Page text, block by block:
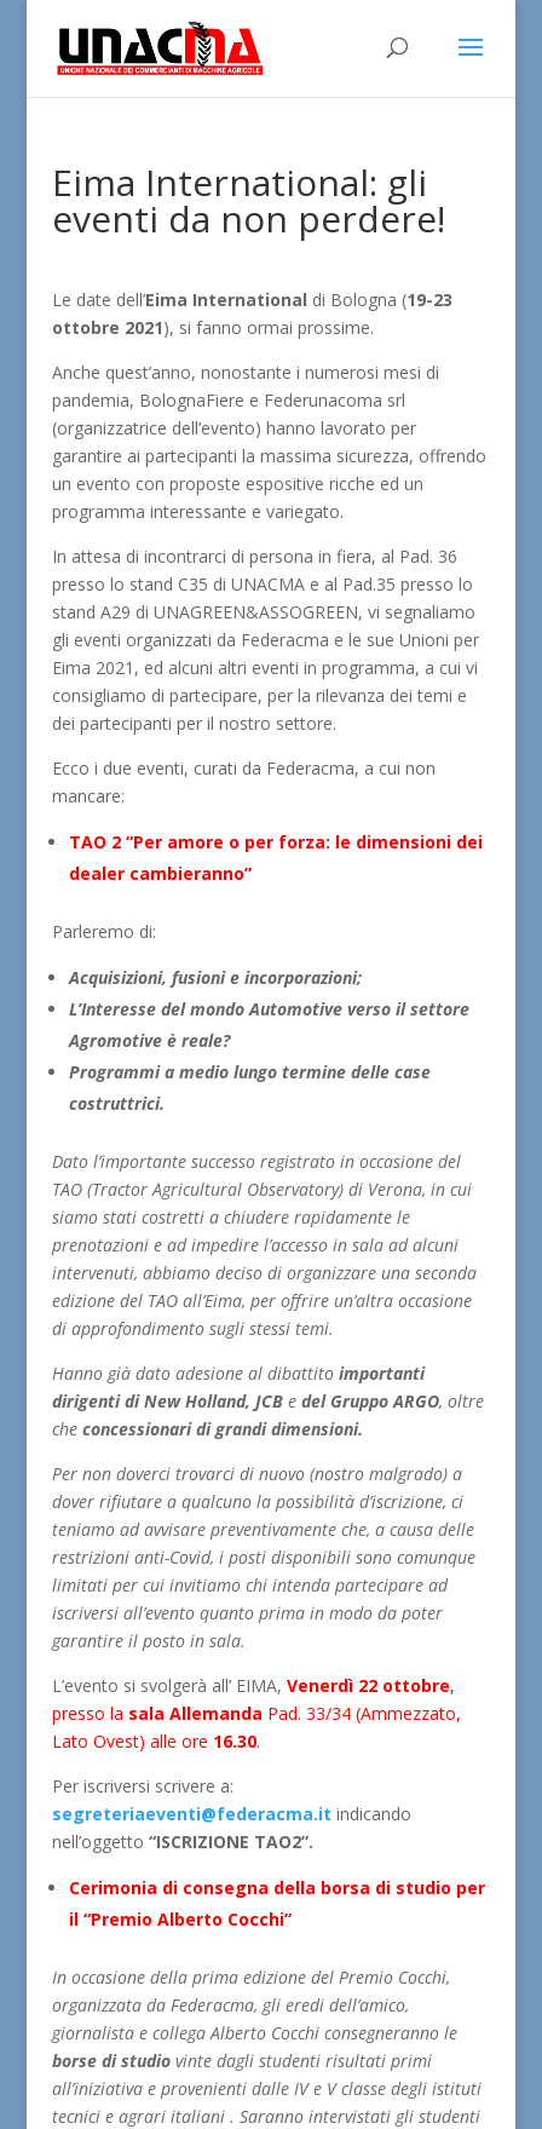
Eima International: gli
eventi da non perdere!
Le date dell’Eima International di Bologna (19-23
ottobre 2021), si fanno ormai prossime.
Anche quest’anno, nonostante i numerosi mesi di
pandemia, BolognaFiere e Federunacoma srl
(organizzatrice dell’evento) hanno lavorato per
garantire ai partecipanti la massima sicurezza, offrendo
un evento con proposte espositive ricche ed un
programma interessante e variegato.
In attesa di incontrarci di persona in fiera, al Pad. 36
presso lo stand C35 di UNACMA e al Pad.35 presso lo
stand A29 di UNAGREEN&ASSOGREEN, vi segnaliamo
gli eventi organizzati da Federacma e le sue Unioni per
Eima 2021, ed alcuni altri eventi in programma, a cui vi
consigliamo di partecipare, per la rilevanza dei temi e
dei partecipanti per il nostro settore.
Ecco i due eventi, curati da Federacma, a cui non
mancare:
TAO 2 “Per amore o per forza: le dimensioni dei
dealer cambieranno”
Parleremo di:
Acquisizioni, fusioni e incorporazioni;
L’Interesse del mondo Automotive verso il settore
Agromotive è reale?
Programmi a medio lungo termine delle case
costruttrici.
Dato l’importante successo registrato in occasione del
TAO (Tractor Agricultural Observatory) di Verona, in cui
siamo stati costretti a chiudere rapidamente le
prenotazioni e ad impedire l’accesso in sala ad alcuni
intervenuti, abbiamo deciso di organizzare una seconda
edizione del TAO all’Eima, per offrire un’altra occasione
di approfondimento sugli stessi temi.
Hanno già dato adesione al dibattitoimportanti
dirigenti di New Holland, JCB edel Gruppo ARGO, oltre
che concessionari di grandi dimensioni.
Per non doverci trovarci di nuovo (nostro malgrado) a
dover rifiutare a qualcuno la possibilità d’iscrizione, ci
teniamo ad avvisare preventivamente che, a causa delle
restrizioni anti-Covid, i posti disponibili sono comunque
limitati per cui invitiamo chi intenda partecipare ad
iscriversi all’evento quanto prima in modo da poter
garantire il posto in sala.
L’evento si svolgerà all’ EIMA, Venerdì 22 ottobre,
presso la sala Allemanda Pad. 33/34 (Ammezzato,
Lato Ovest) alle ore 16.30.
Per iscriversi scrivere a:
segreteriaeventi@federacma.it indicando
nell’oggetto “ISCRIZIONE TAO2”.
Cerimonia di consegna della borsa di studio per
il “Premio Alberto Cocchi”
In occasione della prima edizione del Premio Cocchi,
organizzata da Federacma, gli eredi dell’amico,
giornalista e collega Alberto Cocchi consegneranno le
borse di studio vinte dagli studenti risultati primi
all’iniziativa e provenienti dalle IV e V classe degli istituti
tecnici e agrari italiani . Saranno intervistati gli studenti